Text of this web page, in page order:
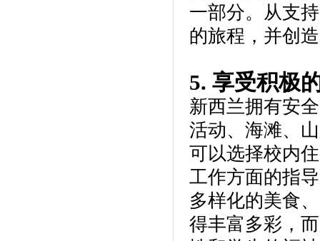
一部分。从支
的旅程，并创
5. 享受积极
新西兰拥有安
活动、海滩、
可以选择校内
工作方面的指
多样化的美食
得丰富多彩，